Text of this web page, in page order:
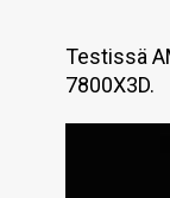
Testissä
7800X3D.